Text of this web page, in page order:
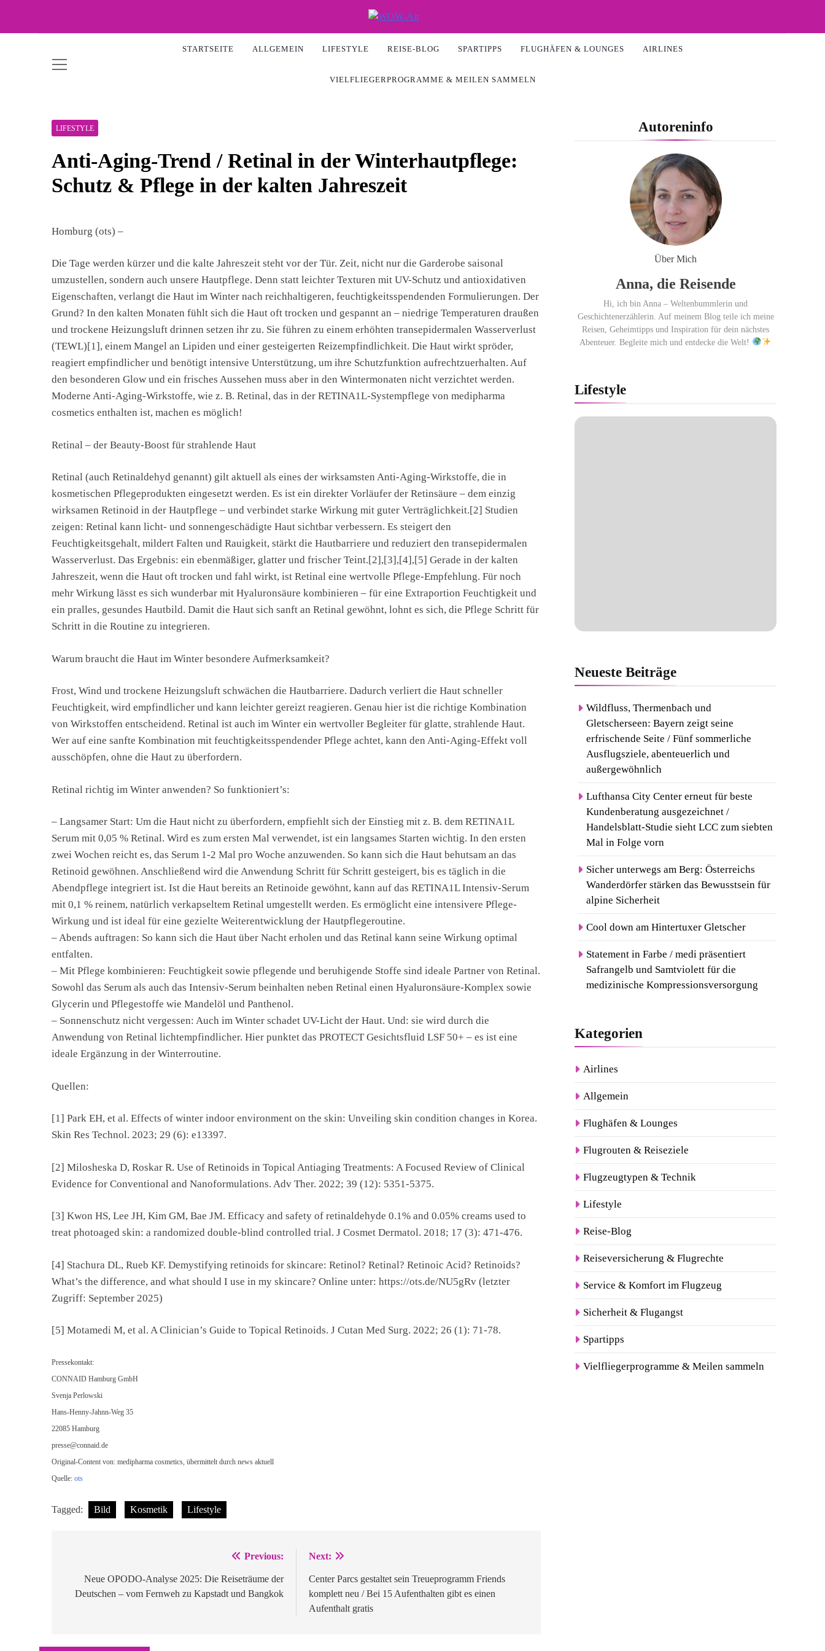
content
WOW-Air
STARTSEITE ALLGEMEIN LIFESTYLE REISE-BLOG SPARTIPPS FLUGHÄFEN & LOUNGES AIRLINES
VIELFLIEGERPROGRAMME & MEILEN SAMMELN
LIFESTYLE
Anti-Aging-Trend / Retinal in der Winterhautpflege:
Schutz & Pflege in der kalten Jahreszeit
Homburg (ots) –
Die Tage werden kürzer und die kalte Jahreszeit steht vor der Tür. Zeit, nicht nur die Garderobe saisonal
umzustellen, sondern auch unsere Hautpflege. Denn statt leichter Texturen mit UV-Schutz und antioxidativen
Eigenschaften, verlangt die Haut im Winter nach reichhaltigeren, feuchtigkeitsspendenden Formulierungen. Der
Grund? In den kalten Monaten fühlt sich die Haut oft trocken und gespannt an – niedrige Temperaturen draußen
und trockene Heizungsluft drinnen setzen ihr zu. Sie führen zu einem erhöhten transepidermalen Wasserverlust
(TEWL)[1], einem Mangel an Lipiden und einer gesteigerten Reizempfindlichkeit. Die Haut wirkt spröder,
reagiert empfindlicher und benötigt intensive Unterstützung, um ihre Schutzfunktion aufrechtzuerhalten. Auf
den besonderen Glow und ein frisches Aussehen muss aber in den Wintermonaten nicht verzichtet werden.
Moderne Anti-Aging-Wirkstoffe, wie z. B. Retinal, das in der RETINA1L-Systempflege von medipharma
cosmetics enthalten ist, machen es möglich!
Retinal – der Beauty-Boost für strahlende Haut
Retinal (auch Retinaldehyd genannt) gilt aktuell als eines der wirksamsten Anti-Aging-Wirkstoffe, die in
kosmetischen Pflegeprodukten eingesetzt werden. Es ist ein direkter Vorläufer der Retinsäure – dem einzig
wirksamen Retinoid in der Hautpflege – und verbindet starke Wirkung mit guter Verträglichkeit.[2] Studien
zeigen: Retinal kann licht- und sonnengeschädigte Haut sichtbar verbessern. Es steigert den
Feuchtigkeitsgehalt, mildert Falten und Rauigkeit, stärkt die Hautbarriere und reduziert den transepidermalen
Wasserverlust. Das Ergebnis: ein ebenmäßiger, glatter und frischer Teint.[2],[3],[4],[5] Gerade in der kalten
Jahreszeit, wenn die Haut oft trocken und fahl wirkt, ist Retinal eine wertvolle Pflege-Empfehlung. Für noch
mehr Wirkung lässt es sich wunderbar mit Hyaluronsäure kombinieren – für eine Extraportion Feuchtigkeit und
ein pralles, gesundes Hautbild. Damit die Haut sich sanft an Retinal gewöhnt, lohnt es sich, die Pflege Schritt für
Schritt in die Routine zu integrieren.
Warum braucht die Haut im Winter besondere Aufmerksamkeit?
Frost, Wind und trockene Heizungsluft schwächen die Hautbarriere. Dadurch verliert die Haut schneller
Feuchtigkeit, wird empfindlicher und kann leichter gereizt reagieren. Genau hier ist die richtige Kombination
von Wirkstoffen entscheidend. Retinal ist auch im Winter ein wertvoller Begleiter für glatte, strahlende Haut.
Wer auf eine sanfte Kombination mit feuchtigkeitsspendender Pflege achtet, kann den Anti-Aging-Effekt voll
ausschöpfen, ohne die Haut zu überfordern.
Retinal richtig im Winter anwenden? So funktioniert’s:
– Langsamer Start: Um die Haut nicht zu überfordern, empfiehlt sich der Einstieg mit z. B. dem RETINA1L
Serum mit 0,05 % Retinal. Wird es zum ersten Mal verwendet, ist ein langsames Starten wichtig. In den ersten
zwei Wochen reicht es, das Serum 1-2 Mal pro Woche anzuwenden. So kann sich die Haut behutsam an das
Retinoid gewöhnen. Anschließend wird die Anwendung Schritt für Schritt gesteigert, bis es täglich in die
Abendpflege integriert ist. Ist die Haut bereits an Retinoide gewöhnt, kann auf das RETINA1L Intensiv-Serum
mit 0,1 % reinem, natürlich verkapseltem Retinal umgestellt werden. Es ermöglicht eine intensivere Pflege-
Wirkung und ist ideal für eine gezielte Weiterentwicklung der Hautpflegeroutine.
– Abends auftragen: So kann sich die Haut über Nacht erholen und das Retinal kann seine Wirkung optimal
entfalten.
– Mit Pflege kombinieren: Feuchtigkeit sowie pflegende und beruhigende Stoffe sind ideale Partner von Retinal.
Sowohl das Serum als auch das Intensiv-Serum beinhalten neben Retinal einen Hyaluronsäure-Komplex sowie
Glycerin und Pflegestoffe wie Mandelöl und Panthenol.
– Sonnenschutz nicht vergessen: Auch im Winter schadet UV-Licht der Haut. Und: sie wird durch die
Anwendung von Retinal lichtempfindlicher. Hier punktet das PROTECT Gesichtsfluid LSF 50+ – es ist eine
ideale Ergänzung in der Winterroutine.
Quellen:
[1] Park EH, et al. Effects of winter indoor environment on the skin: Unveiling skin condition changes in Korea.
Skin Res Technol. 2023; 29 (6): e13397.
[2] Milosheska D, Roskar R. Use of Retinoids in Topical Antiaging Treatments: A Focused Review of Clinical
Evidence for Conventional and Nanoformulations. Adv Ther. 2022; 39 (12): 5351-5375.
[3] Kwon HS, Lee JH, Kim GM, Bae JM. Efficacy and safety of retinaldehyde 0.1% and 0.05% creams used to
treat photoaged skin: a randomized double-blind controlled trial. J Cosmet Dermatol. 2018; 17 (3): 471-476.
[4] Stachura DL, Rueb KF. Demystifying retinoids for skincare: Retinol? Retinal? Retinoic Acid? Retinoids?
What’s the difference, and what should I use in my skincare? Online unter: https://ots.de/NU5gRv (letzter
Zugriff: September 2025)
[5] Motamedi M, et al. A Clinician’s Guide to Topical Retinoids. J Cutan Med Surg. 2022; 26 (1): 71-78.
Pressekontakt:
CONNAID Hamburg GmbH
Svenja Perlowski
Hans-Henny-Jahnn-Weg 35
22085 Hamburg
presse@connaid.de
Original-Content von: medipharma cosmetics, übermittelt durch news aktuell
Quelle: ots
Tagged: Bild Kosmetik Lifestyle
Previous:
Neue OPODO-Analyse 2025: Die Reiseträume der
Deutschen – vom Fernweh zu Kapstadt und Bangkok
Next:
Center Parcs gestaltet sein Treueprogramm Friends
komplett neu / Bei 15 Aufenthalten gibt es einen
Aufenthalt gratis
Autoreninfo
Über Mich
Anna, die Reisende
Hi, ich bin Anna – Weltenbummlerin und
Geschichtenerzählerin. Auf meinem Blog teile ich meine
Reisen, Geheimtipps und Inspiration für dein nächstes
Abenteuer. Begleite mich und entdecke die Welt!
Lifestyle
NeuesteBeiträge
Wildfluss, Thermenbach und
Gletscherseen: Bayern zeigt seine
erfrischende Seite / Fünf sommerliche
Ausflugsziele, abenteuerlich und
außergewöhnlich
Lufthansa City Center erneut für beste
Kundenberatung ausgezeichnet /
Handelsblatt-Studie sieht LCC zum siebten
Mal in Folge vorn
Sicher unterwegs am Berg: Österreichs
Wanderdörfer stärken das Bewusstsein für
alpine Sicherheit
Cool down am Hintertuxer Gletscher
Statement in Farbe / medi präsentiert
Safrangelb und Samtviolett für die
medizinische Kompressionsversorgung
Kategorien
Airlines
Allgemein
Flughäfen & Lounges
Flugrouten & Reiseziele
Flugzeugtypen & Technik
Lifestyle
Reise-Blog
Reiseversicherung & Flugrechte
Service & Komfort im Flugzeug
Sicherheit & Flugangst
Spartipps
Vielfliegerprogramme & Meilen sammeln